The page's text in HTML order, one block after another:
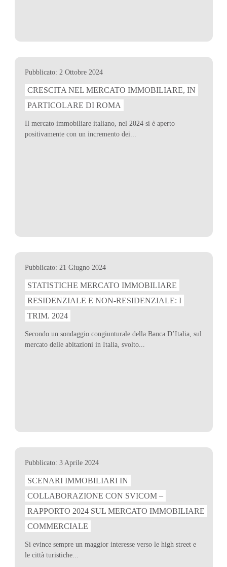
Pubblicato: 2 Ottobre 2024
CRESCITA NEL MERCATO IMMOBILIARE, IN
PARTICOLARE DI ROMA
Il mercato immobiliare italiano, nel 2024 si è aperto
positivamente con un incremento dei...
Pubblicato: 21 Giugno 2024
STATISTICHE MERCATO IMMOBILIARE
RESIDENZIALE E NON-RESIDENZIALE: I
TRIM. 2024
Secondo un sondaggio congiunturale della Banca D’Italia, sul
mercato delle abitazioni in Italia, svolto...
Pubblicato: 3 Aprile 2024
SCENARI IMMOBILIARI IN
COLLABORAZIONE CON SVICOM –
RAPPORTO 2024 SUL MERCATO IMMOBILIARE
COMMERCIALE
Si evince sempre un maggior interesse verso le high street e
le città turistiche...